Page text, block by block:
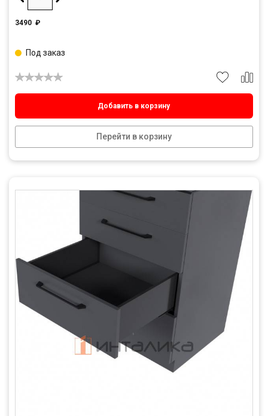
3490 ₽
Добавить в корзину
Перейти в корзину
Под заказ